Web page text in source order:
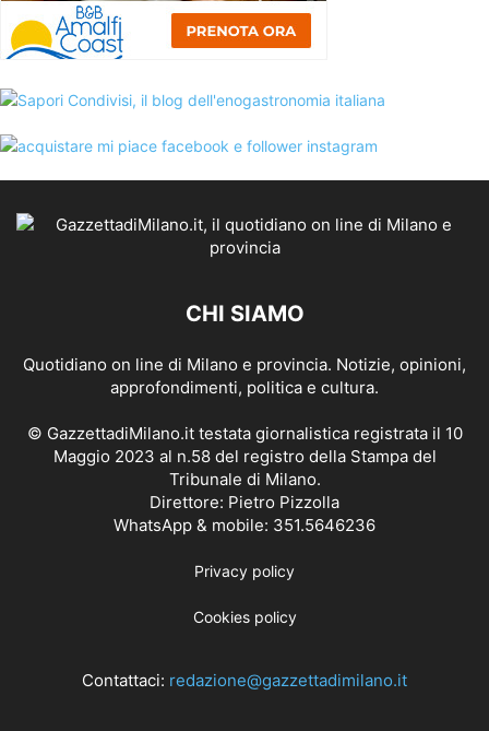
CHI SIAMO
Quotidiano on line di Milano e provincia. Notizie, opinioni,
approfondimenti, politica e cultura.
© GazzettadiMilano.it testata giornalistica registrata il 10
Maggio 2023 al n.58 del registro della Stampa del
Tribunale di Milano.
Direttore: Pietro Pizzolla
WhatsApp & mobile: 351.5646236
Privacy policy
Cookies policy
Contattaci: redazione@gazzettadimilano.it